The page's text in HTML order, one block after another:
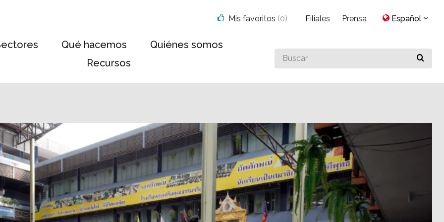
Qué hacemos
Quiénes somos
Recursos
Buscar
algo
Mis favoritos (0) Filiales Prensa Español